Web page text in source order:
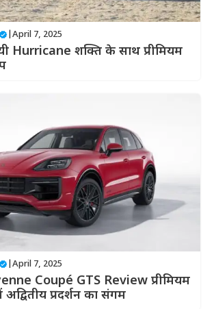
April 7, 2025
Hurricane शक्ति के साथ प्रीमियम
April 7, 2025
Coupé GTS Review प्रीमियम
प्रदर्शन का संगम